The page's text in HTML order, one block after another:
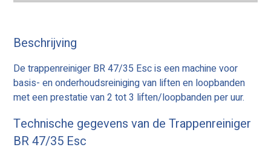
Beschrijving
De trappenreiniger BR 47/35 Esc is een machine voor
basis- en onderhoudsreiniging van liften en loopbanden
met een prestatie van 2 tot 3 liften/loopbanden per uur.
Technische gegevens van de Trappenreiniger
BR 47/35 Esc